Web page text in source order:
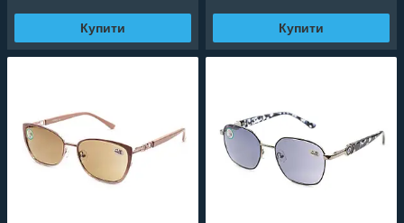
Купити Купити